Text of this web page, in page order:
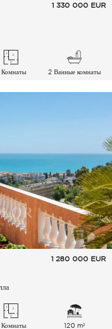
1 330 000 EUR
2 Ванные комнаты
1 280 000 EUR
120 m²